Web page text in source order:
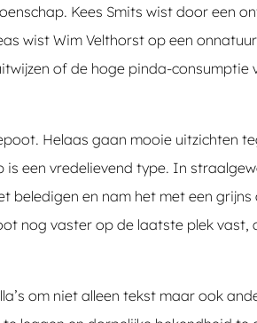
Kees Smits wist door een
wist Wim Velthorst op een
of de hoge pinda-consumptie
Helaas gaan mooie uitzichten
is een vredelievend type. In
beledigen en nam het met een
nog vaster op de laatste plek vast,
om niet alleen tekst maar ook